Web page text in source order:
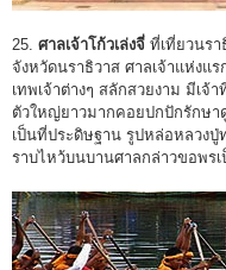
25. ศาลเจ้าโก้วเล่งจี่ ที่เที่ยวนรา
จังหวัดนราธิวาส ศาลเจ้าแห่งแ
เทพเจ้าต่างๆ สลักสวยงาม มีเจ้
ตัวใหญ่ยาวมากคอยปกปักรักษา
เป็นที่ประดิษฐาน รูปหล่อหลวง
ราบไหว้บนบานศาลกล่าวขอพรเ